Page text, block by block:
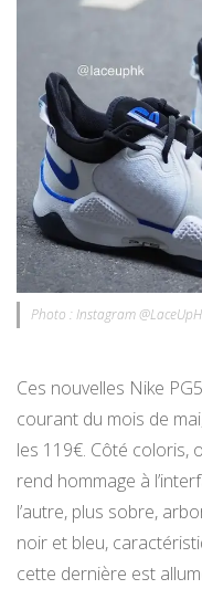
Photo : Instagram
Ces nouvelles Nike
courant du mois de
les 119€. Côté coloris,
rend hommage à
l’autre, plus sobre,
noir et bleu,
cette dernière est